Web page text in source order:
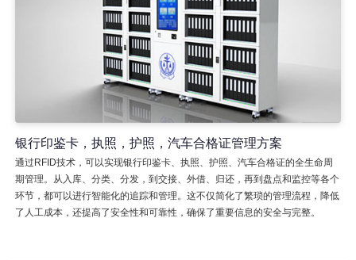
银行印鉴卡，执照，护照，汽车合格证管理方案
通过RFID技术，可以实现银行印鉴卡、执照、护照、汽车合格证的全生命周
期管理。从入库、分类、分发，到交接、外借、归还，再到盘点和监控等各个
环节，都可以进行智能化的追踪和管理。这不仅简化了繁琐的管理流程，降低
了人工成本，还提高了安全性和可靠性，确保了重要信息的安全与完整。